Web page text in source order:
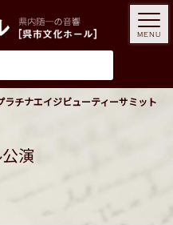
ラチナエイジビューティーサミット
演
MENU